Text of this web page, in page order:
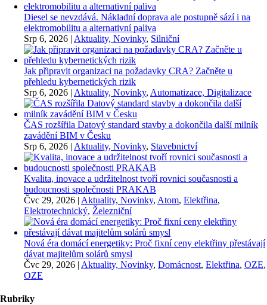
Diesel se nevzdává. Nákladní doprava ale postupně sází i na
elektromobilitu a alternativní paliva
Srp 6, 2026 | Aktuality, Novinky, Silniční
Jak připravit organizaci na požadavky CRA? Začněte u
přehledu kybernetických rizik
Srp 6, 2026 | Aktuality, Novinky, Automatizace, Digitalizace
ČAS rozšířila Datový standard stavby a dokončila další milník
zavádění BIM v Česku
Srp 6, 2026 | Aktuality, Novinky, Stavebnictví
Kvalita, inovace a udržitelnost tvoří rovnici současnosti a
budoucnosti společnosti PRAKAB
Čvc 29, 2026 | Aktuality, Novinky, Atom, Elektřina,
Elektrotechnický, Železniční
Nová éra domácí energetiky: Proč fixní ceny elektřiny přestávají
dávat majitelům solárů smysl
Čvc 29, 2026 | Aktuality, Novinky, Domácnost, Elektřina, OZE,
OZE
Rubriky